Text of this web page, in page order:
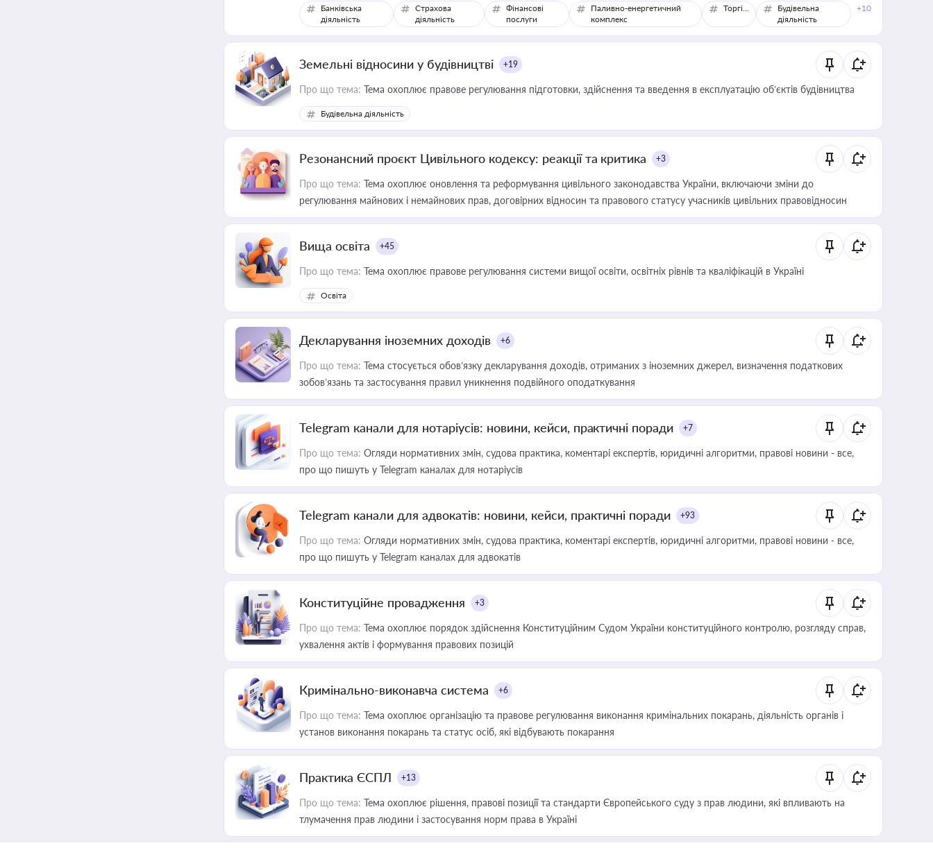
Банківська
діяльність
Страхова
діяльність
Фінансові
послуги
Паливно-енергетичний
комплекс
Торгівля
Будівельна
діяльність
+10
Земельні відносини у будівництві +19
Про що тема: Тема охоплює правове регулювання підготовки, здійснення та введення в експлуатацію об’єктів будівництва
Будівельна діяльність
Резонансний проєкт Цивільного кодексу: реакції та критика +3
Про що тема: Тема охоплює оновлення та реформування цивільного законодавства України, включаючи зміни до
регулювання майнових і немайнових прав, договірних відносин та правового статусу учасників цивільних правовідносин
Вища освіта +45
Про що тема: Тема охоплює правове регулювання системи вищої освіти, освітніх рівнів та кваліфікацій в Україні
Освіта
Декларування іноземних доходів +6
Про що тема: Тема стосується обов’язку декларування доходів, отриманих з іноземних джерел, визначення податкових
зобов’язань та застосування правил уникнення подвійного оподаткування
Telegram канали для нотаріусів: новини, кейси, практичні поради +7
Про що тема: Огляди нормативних змін, судова практика, коментарі експертів, юридичні алгоритми, правові новини - все,
про що пишуть у Telegram каналах для нотаріусів
Telegram канали для адвокатів: новини, кейси, практичні поради +93
Про що тема: Огляди нормативних змін, судова практика, коментарі експертів, юридичні алгоритми, правові новини - все,
про що пишуть у Telegram каналах для адвокатів
Конституційне провадження +3
Про що тема: Тема охоплює порядок здійснення Конституційним Судом України конституційного контролю, розгляду справ,
ухвалення актів і формування правових позицій
Кримінально-виконавча система +6
Про що тема: Тема охоплює організацію та правове регулювання виконання кримінальних покарань, діяльність органів і
установ виконання покарань та статус осіб, які відбувають покарання
Практика ЄСПЛ +13
Про що тема: Тема охоплює рішення, правові позиції та стандарти Європейського суду з прав людини, які впливають на
тлумачення прав людини і застосування норм права в Україні